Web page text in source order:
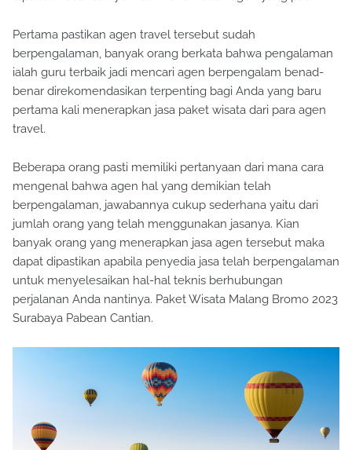
Pertama pastikan agen travel tersebut sudah
berpengalaman, banyak orang berkata bahwa pengalaman
ialah guru terbaik jadi mencari agen berpengalam benad-
benar direkomendasikan terpenting bagi Anda yang baru
pertama kali menerapkan jasa paket wisata dari para agen
travel.
Beberapa orang pasti memiliki pertanyaan dari mana cara
mengenal bahwa agen hal yang demikian telah
berpengalaman, jawabannya cukup sederhana yaitu dari
jumlah orang yang telah menggunakan jasanya. Kian
banyak orang yang menerapkan jasa agen tersebut maka
dapat dipastikan apabila penyedia jasa telah berpengalaman
untuk menyelesaikan hal-hal teknis berhubungan
perjalanan Anda nantinya. Paket Wisata Malang Bromo 2023
Surabaya Pabean Cantian.